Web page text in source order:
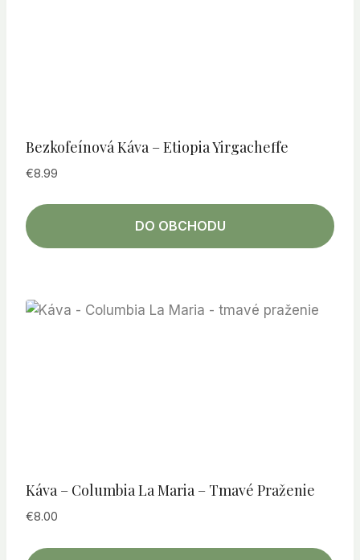
Bezkofeínová Káva – Etiopia Yirgacheffe
€8.99
DO OBCHODU
Káva – Columbia La Maria – Tmavé Praženie
€8.00